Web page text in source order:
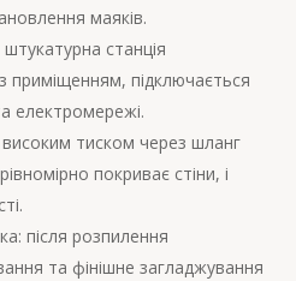
маяків.
станція
приміщенням, підключається
електромережі.
високим тиском через шланг
покриває стіни, і
після розпилення
та фінішне загладжування